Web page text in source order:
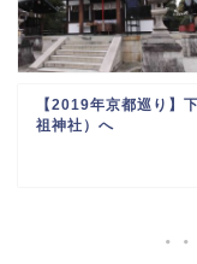
【2019年京都巡り】
祖神社）へ